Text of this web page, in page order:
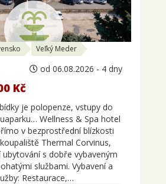
Veľký Meder
od 06.08.2026 - 4 dny
Kč
je polopenze, vstupy do
Wellness & Spa hotel
v bezprostřední blízkosti
Thermal Corvinus,
ubytování s dobře vybaveným
službami. Vybavení a
Restaurace,…